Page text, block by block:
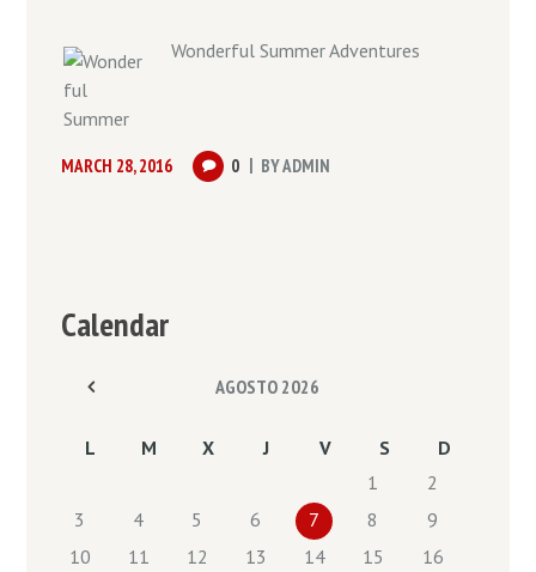
Wonderful Summer Adventures
MARCH 28, 2016 0 BYADMIN
Calendar
AGOSTO 2026
L M X J V S
D
1
2
3
4 5 6 7 8
9
10
11 12 13 14 15
16